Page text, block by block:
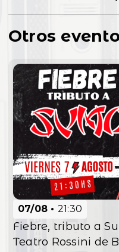
Otros
07/08 21:30
Fiebre, tributo a
Teatro Rossini de